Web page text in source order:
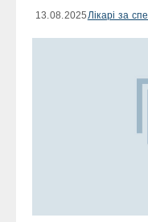
13.08.2025 Лікарі за